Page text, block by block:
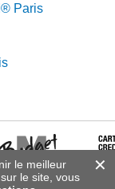
le meilleur
le site, vous
Paris